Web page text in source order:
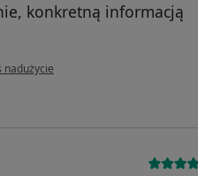
konkretną informacją
użytkownika Tomek
nadużycie